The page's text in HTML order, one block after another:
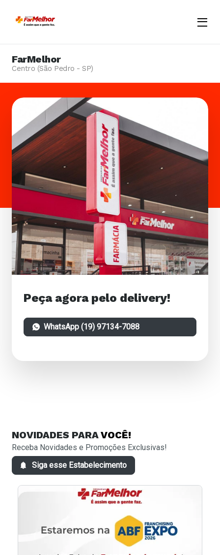
Menu
FarMelhor
Centro (São Pedro - SP)
Peça agora pelo delivery!
WhatsApp (19) 97134-7088
NOVIDADES PARAVOCÊ!
Receba Novidades e Promoções Exclusivas!
Siga esse Estabelecimento